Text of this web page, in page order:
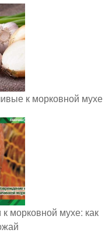
к морковной мухе
морковной мухе: как